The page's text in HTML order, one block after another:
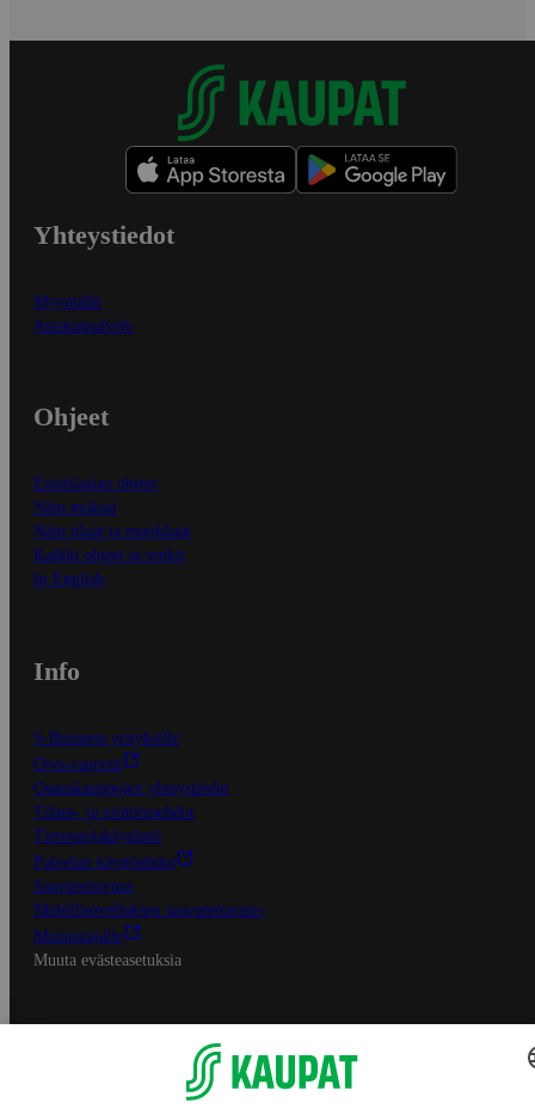
Yhteystiedot
Myymälät
Asiakaspalvelu
Ohjeet
Ensitilaajan ohjeet
Näin maksat
Näin tilaat ja muokkaat
Kaikki ohjeet ja vinkit
In English
Info
S-Business yrityksille
Oiva-raportit
Osuuskauppojen yhteystiedot
Tilaus- ja toimitusehdot
Tietosuojakäytäntö
Palvelun käyttöehdot
Saavutettavuus
Mobiilisovelluksen saavutettavuus
Mainostajalle
Muuta evästeasetuksia
S-ryhmän palvelut